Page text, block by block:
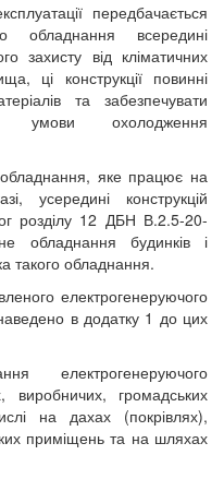
передбачається
обладнання всередині
захисту від кліматичних
ці конструкції повинні
та забезпечувати
умови охолодження
яке працює на
усередині конструкцій
розділу 12 ДБН В.2.5-20-
обладнання будинків і
такого обладнання.
електрогенеруючого
в додатку 1 до цих
електрогенеруючого
виробничих, громадських
на дахах (покрівлях),
приміщень та на шляхах